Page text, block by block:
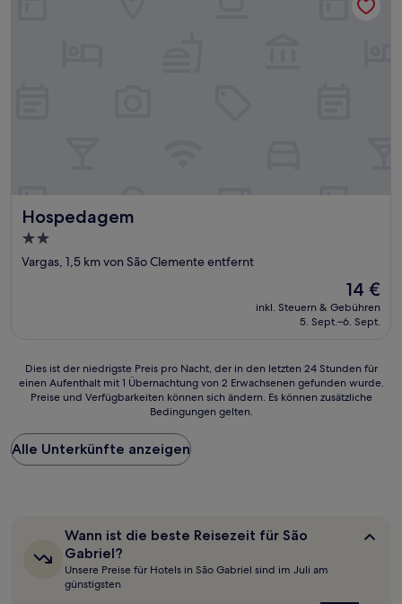
Hospedagem
Hospedagem
2.0-
Sterne-
Vargas, 1,5 km von São Clemente entfernt
Der
Preis
beträgt
14 €
inkl. Steuern & Gebühren
5. Sept.–6. Sept.
Dies
ist
Preis
pro
Nacht,
24 Stunden
Aufenthalt
Dies ist der niedrigste Preis pro Nacht, der in den letzten 24 Stunden für
einen Aufenthalt mit 1 Übernachtung von 2 Erwachsenen gefunden wurde.
Preise und Verfügbarkeiten können sich ändern. Es können zusätzliche
Bedingungen gelten.
Alle Unterkünfte anzeigen
Wann
ist
die
beste
Reisezeit
Wann ist die beste Reisezeit für São
Gabriel?
Unsere Preise für Hotels in São Gabriel sind im Juli am
günstigsten